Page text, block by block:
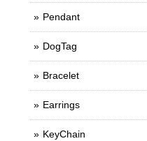
Pendant
DogTag
Bracelet
Earrings
KeyChain